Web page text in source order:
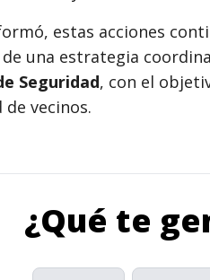
estas acciones
una estrategia
Seguridad, con el
de vecinos.
¿Qué te